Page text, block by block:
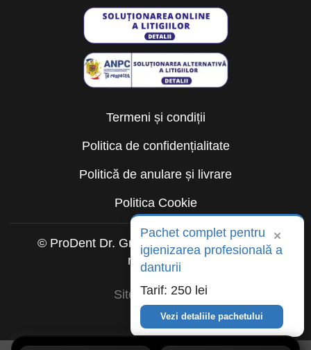
Termeni și condiții
Politica de confidențialitate
Politică de anulare și livrare
Politica Cookie
© ProDent Dr. Gruia 2026. Toate drepturile
rezervate.
Sitemap HTML
×
Pachet complet pentru
igienizarea profesională a
danturii
Tarif: 250 lei
Vezi detaliile pachetului